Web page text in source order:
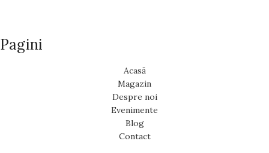
Pagini
Acasă
Magazin
Despre noi
Evenimente
Blog
Contact